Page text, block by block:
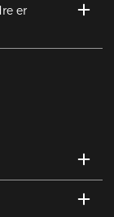
er